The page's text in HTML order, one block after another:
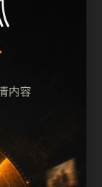
集时，建议继
、标题去重和
多个相近页
场景、相关问
感。页面底部
入口，保证重
文维护时可按
定、同栏目还
摘要是否一